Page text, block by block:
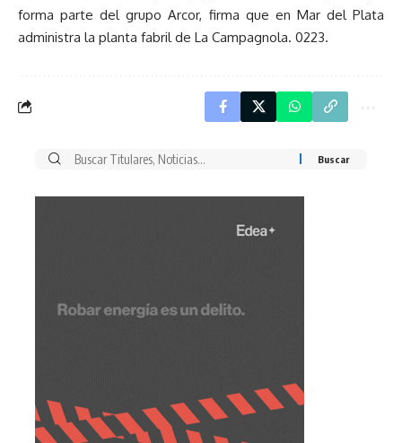
forma parte del grupo Arcor, firma que en Mar del Plata
administra la planta fabril de La Campagnola. 0223.
Buscar